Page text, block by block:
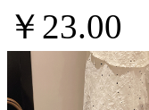
￥23.00